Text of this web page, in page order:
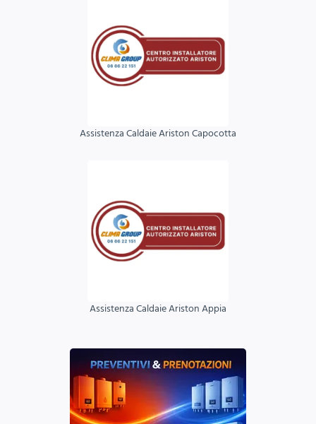
Assistenza Caldaie Ariston Capocotta
Assistenza Caldaie Ariston Appia